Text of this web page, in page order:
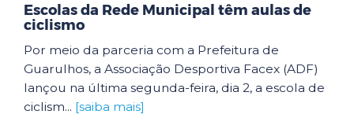
Escolas da Rede Municipal têm aulas de
ciclismo
Por meio da parceria com a Prefeitura de
Guarulhos, a Associação Desportiva Facex (ADF)
lançou na última segunda-feira, dia 2, a escola de
ciclism... [saiba mais]